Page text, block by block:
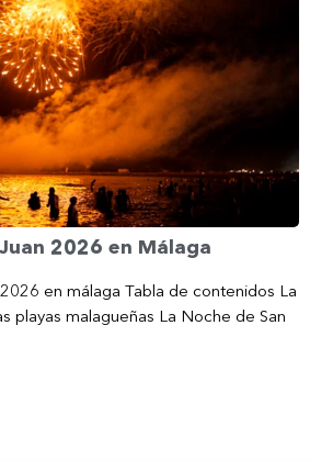
2026 en Málaga
en málaga Tabla de contenidos La
playas malagueñas La Noche de San